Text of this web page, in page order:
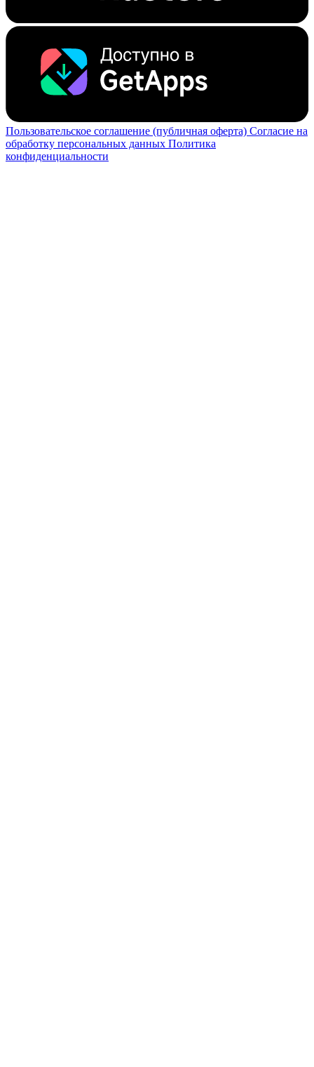
Пользовательское соглашение (публичная оферта) Согласие на
обработку персональных данных Политика
конфиденциальности